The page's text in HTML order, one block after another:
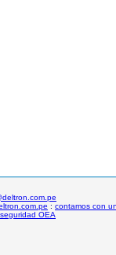
: contamos con
OEA